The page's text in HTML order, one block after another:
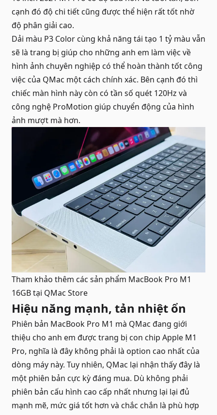
cạnh đó độ chi tiết cũng được thể hiện rất tốt nhờ
độ phân giải cao.
Dải màu P3 Color cùng khả năng tái tạo 1 tỷ màu vẫn
sẽ là trang bị giúp cho những anh em làm việc về
hình ảnh chuyên nghiệp có thể hoàn thành tốt công
việc của QMac một cách chính xác. Bên cạnh đó thì
chiếc màn hình này còn có tần số quét 120Hz và
công nghệ ProMotion giúp chuyển động của hình
ảnh mượt mà hơn.
Tham khảo thêm các sản phẩm MacBook Pro M1
16GBtại QMac Store
Hiệu năng mạnh, tản nhiệt ổn
Phiên bản MacBook Pro M1 mà QMac đang giới
thiệu cho anh em được trang bị con chip Apple M1
Pro, nghĩa là đây không phải là option cao nhất của
dòng máy này. Tuy nhiên, QMac lại nhận thấy đây là
một phiên bản cực kỳ đáng mua. Dù không phải
phiên bản cấu hình cao cấp nhất nhưng lại lại đủ
mạnh mẽ, mức giá tốt hơn và chắc chắn là phù hợp